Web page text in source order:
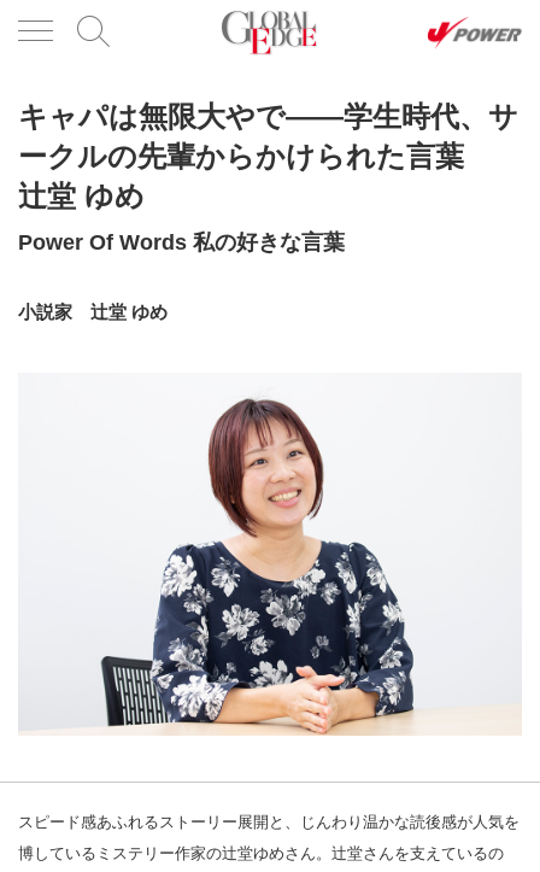
キャパは無限大やで――学生時代、サ
ークルの先輩からかけられた言葉
辻堂 ゆめ
Power Of Words 私の好きな言葉
小説家 辻堂 ゆめ
スピード感あふれるストーリー展開と、じんわり温かな読後感が人気を
博しているミステリー作家の辻堂ゆめさん。辻堂さんを支えているの